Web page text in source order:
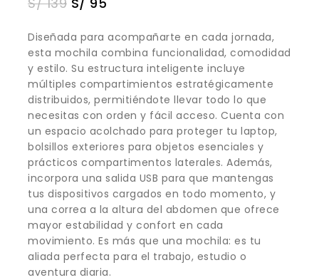
Diseñada para acompañarte en cada jornada,
esta mochila combina funcionalidad, comodidad
y estilo. Su estructura inteligente incluye
múltiples compartimientos estratégicamente
distribuidos, permitiéndote llevar todo lo que
necesitas con orden y fácil acceso. Cuenta con
un espacio acolchado para proteger tu laptop,
bolsillos exteriores para objetos esenciales y
prácticos compartimentos laterales. Además,
incorpora una salida USB para que mantengas
tus dispositivos cargados en todo momento, y
una correa a la altura del abdomen que ofrece
mayor estabilidad y confort en cada
movimiento. Es más que una mochila: es tu
aliada perfecta para el trabajo, estudio o
aventura diaria.